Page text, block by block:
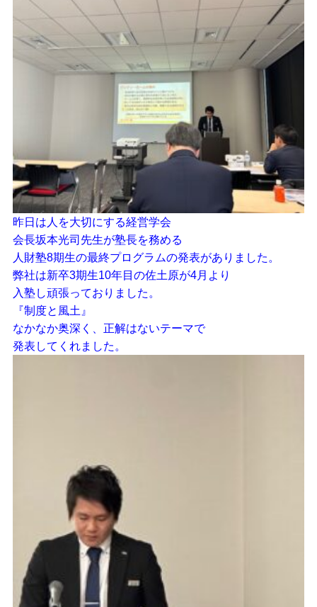
昨日は人を大切にする経営学会
会長坂本光司先生が塾長を務める
人財塾8期生の最終プログラムの発表がありました。
弊社は新卒3期生10年目の佐土原が4月より
入塾し頑張っておりました。
『制度と風土』
なかなか奥深く、正解はないテーマで
発表してくれました。